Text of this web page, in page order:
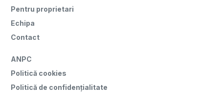
Pentru proprietari
Echipa
Contact
ANPC
Politică cookies
Politică de confidențialitate